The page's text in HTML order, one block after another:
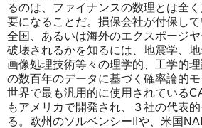
るのは、ファイナンスの数理とは全
要になることだ。損保会社が付保し
全国、あるいは海外のエクスポージ
破壊されるかを知るには、地震学、地
画像処理技術等々の理学的、工学的
の数百年のデータに基づく確率論的モ
世界で最も汎用的に使用されている
もアメリカで開発され、３社の代表
る。欧州のソルベンシーIIや、米国